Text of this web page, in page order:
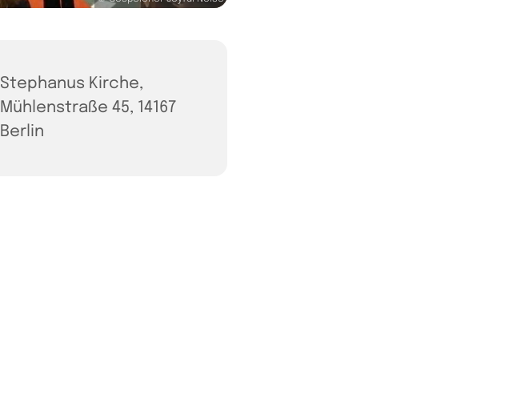
Stephanus Kirche,
Mühlenstraße 45, 14167
Berlin